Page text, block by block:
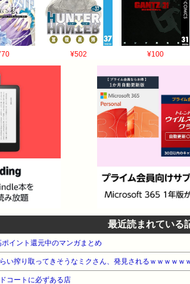
¥502 ¥100
最近読まれている
ポイント還元中のマンガまとめ
い搾り取ってきそうなミクさん、発見されるｗｗｗｗｗ
コートに必ずある店